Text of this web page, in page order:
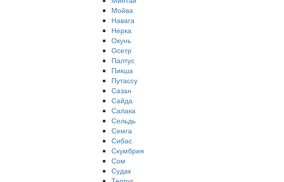
Мойва
Навага
Нерка
Окунь
Осетр
Палтус
Пикша
Путассу
Сазан
Сайда
Салака
Сельдь
Семга
Сибас
Скумбрия
Сом
Судак